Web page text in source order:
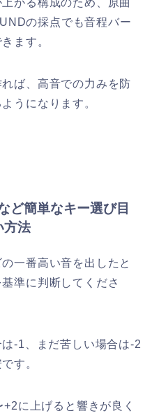
の採点でも音程バー
ます。
ば、高音での力みを防
うになります。
ど簡単なキー選び目
方法
一番高い音を出したと
準に判断してくださ
-1、まだ苦しい場合は-2
す。
に上げると響きが良く